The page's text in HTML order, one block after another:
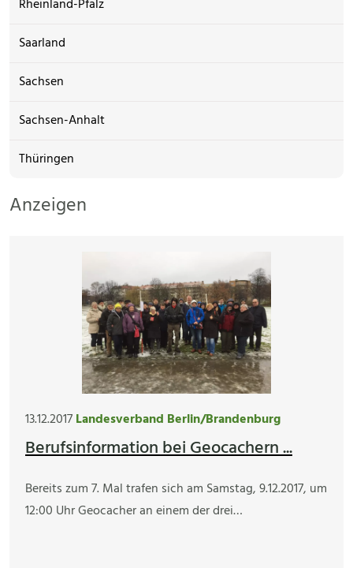
Rheinland-Pfalz
Saarland
Sachsen
Sachsen-Anhalt
Thüringen
Anzeigen
13.12.2017Landesverband Berlin/Brandenburg
Berufsinformation bei Geocachern ...
Bereits zum 7. Mal trafen sich am Samstag, 9.12.2017, um
12:00 Uhr Geocacher an einem der drei…